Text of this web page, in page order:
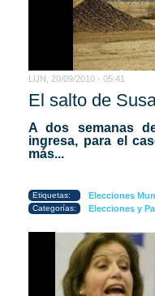
LUN, 20/09/2010 - 05:41
El salto de
A dos semanas
ingresa, para el
más...
Etiquetas: Elecciones
Categorías: Elecciones y